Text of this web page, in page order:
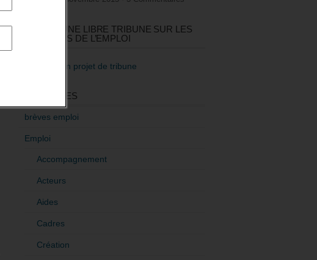
RÉDIGEZ UNE LIBRE TRIBUNE SUR LES
POLITIQUES DE L’EMPLOI
>Décrire mon projet de tribune
CATÉGORIES
brèves emploi
Emploi
Accompagnement
Acteurs
Aides
Cadres
Création